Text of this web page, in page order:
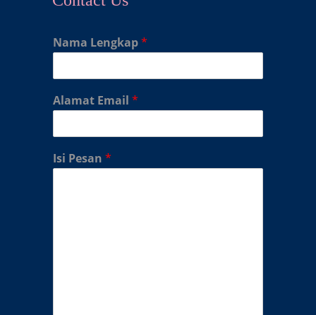
Nama Lengkap*
Alamat Email *
Isi Pesan *